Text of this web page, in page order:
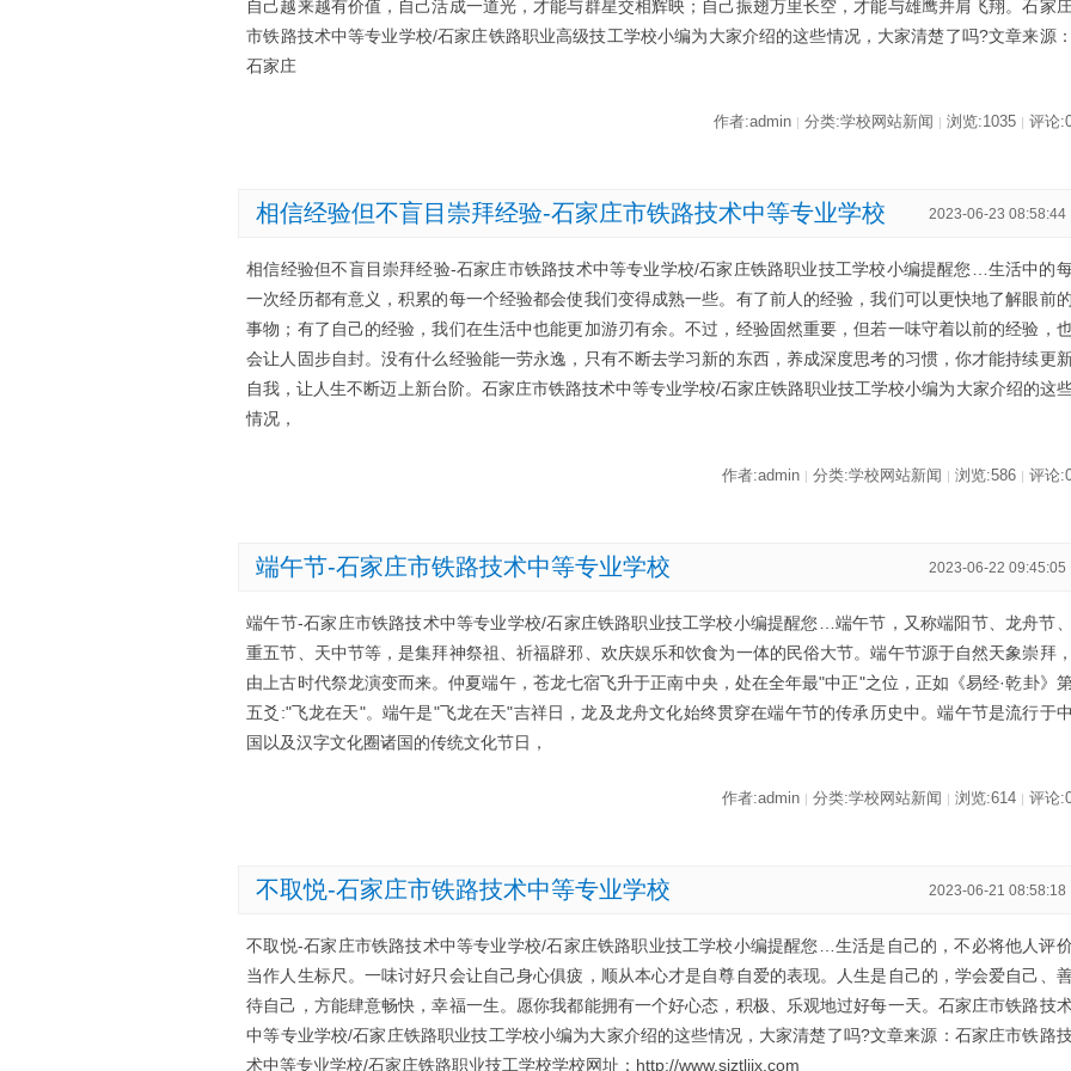
自己越来越有价值，自己活成一道光，才能与群星交相辉映；自己振翅万里长空，才能与雄鹰并肩飞翔。石家
市铁路技术中等专业学校/石家庄铁路职业高级技工学校小编为大家介绍的这些情况，大家清楚了吗?文章来源
石家庄
作者:admin | 分类:学校网站新闻 | 浏览:1035 | 评论
相信经验但不盲目崇拜经验-石家庄市铁路技术中等专业学校 2023-06-23 08:58:44
相信经验但不盲目崇拜经验-石家庄市铁路技术中等专业学校/石家庄铁路职业技工学校小编提醒您…生活中的
一次经历都有意义，积累的每一个经验都会使我们变得成熟一些。有了前人的经验，我们可以更快地了解眼前
事物；有了自己的经验，我们在生活中也能更加游刃有余。不过，经验固然重要，但若一味守着以前的经验，
会让人固步自封。没有什么经验能一劳永逸，只有不断去学习新的东西，养成深度思考的习惯，你才能持续更
自我，让人生不断迈上新台阶。石家庄市铁路技术中等专业学校/石家庄铁路职业技工学校小编为大家介绍的这
情况，
作者:admin | 分类:学校网站新闻 | 浏览:586 | 评论
端午节-石家庄市铁路技术中等专业学校 2023-06-22 09:45:05
端午节-石家庄市铁路技术中等专业学校/石家庄铁路职业技工学校小编提醒您…端午节，又称端阳节、龙舟节
重五节、天中节等，是集拜神祭祖、祈福辟邪、欢庆娱乐和饮食为一体的民俗大节。端午节源于自然天象崇拜
由上古时代祭龙演变而来。仲夏端午，苍龙七宿飞升于正南中央，处在全年最"中正"之位，正如《易经·乾卦》
五爻:"飞龙在天"。端午是"飞龙在天"吉祥日，龙及龙舟文化始终贯穿在端午节的传承历史中。端午节是流行于
国以及汉字文化圈诸国的传统文化节日，
作者:admin | 分类:学校网站新闻 | 浏览:614 | 评论
不取悦-石家庄市铁路技术中等专业学校 2023-06-21 08:58:18
不取悦-石家庄市铁路技术中等专业学校/石家庄铁路职业技工学校小编提醒您…生活是自己的，不必将他人评
当作人生标尺。一味讨好只会让自己身心俱疲，顺从本心才是自尊自爱的表现。人生是自己的，学会爱自己、
待自己，方能肆意畅快，幸福一生。愿你我都能拥有一个好心态，积极、乐观地过好每一天。石家庄市铁路技
中等专业学校/石家庄铁路职业技工学校小编为大家介绍的这些情况，大家清楚了吗?文章来源：石家庄市铁路
术中等专业学校/石家庄铁路职业技工学校学校网址：http://www.sjztljix.com